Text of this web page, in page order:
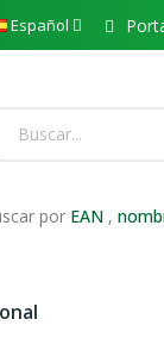
Español
por EAN ,